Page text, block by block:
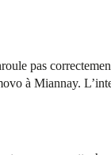
pas
à Miannay.